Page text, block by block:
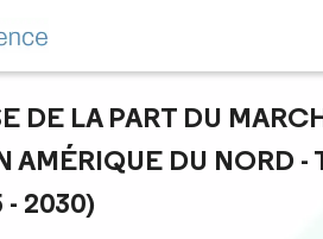
DE LA PART DU
AMÉRIQUE DU NORD
- 2030)